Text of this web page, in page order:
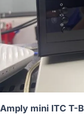
Amply mini ITC T-